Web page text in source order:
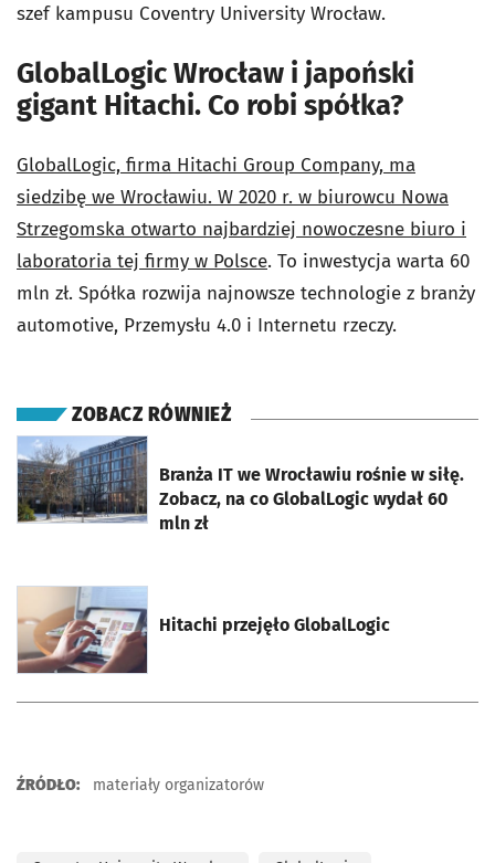
szef kampusu Coventry University Wrocław.
GlobalLogic Wrocław i japoński
gigant Hitachi. Co robi spółka?
GlobalLogic, firma Hitachi Group Company, ma
siedzibę we Wrocławiu. W 2020 r. w biurowcu Nowa
Strzegomska otwarto najbardziej nowoczesne biuro i
laboratoria tej firmy w Polsce. To inwestycja warta 60
mln zł. Spółka rozwija najnowsze technologie z branży
automotive, Przemysłu 4.0 i Internetu rzeczy.
ZOBACZ RÓWNIEŻ
Branża IT we Wrocławiu rośnie w siłę.
Zobacz, na co GlobalLogic wydał 60
mln zł
otworzy się w nowej karcie
Hitachi przejęło GlobalLogic
otworzy się w nowej karcie
ŹRÓDŁO: materiały organizatorów